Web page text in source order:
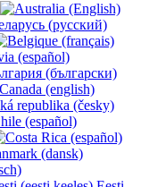
(русский)
(español)
Canada (english)
(español)
(dansk)